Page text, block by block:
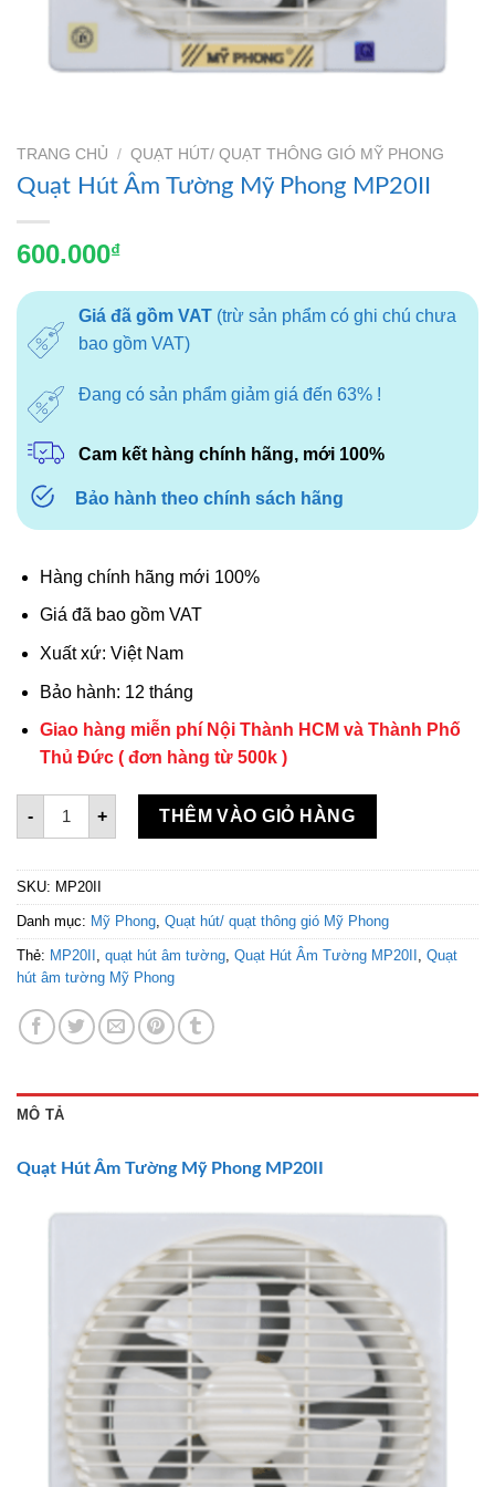
TRANG CHỦ / QUẠT HÚT/ QUẠT THÔNG GIÓ MỸ PHONG
Quạt Hút Âm Tường Mỹ Phong MP20II
600.000₫
Giá đã gồm VAT(trừ sản phẩm có ghi chú chưa
bao gồm VAT)
Đang có sản phẩm giảm giá đến 63% !
Cam kết hàng chính hãng, mới 100%
Bảo hành theo chính sách hãng
Hàng chính hãng mới 100%
Giá đã bao gồm VAT
Xuất xứ: Việt Nam
Bảo hành: 12 tháng
Giao hàng miễn phí Nội Thành HCM và Thành Phố
Thủ Đức ( đơn hàng từ 500k )
-
Quạt Hút Âm Tường Mỹ Phong MP20II số lượng
+ THÊM VÀO GIỎ HÀNG
SKU: MP20II
Danh mục: Mỹ Phong Quạt hút/ quạt thông gió Mỹ Phong
Thẻ: MP20II quạt hút âm tường Quạt Hút Âm Tường MP20II Quạt
hút âm tường Mỹ Phong
MÔ TẢ
Quạt HútÂm Tường Mỹ Phong MP20II